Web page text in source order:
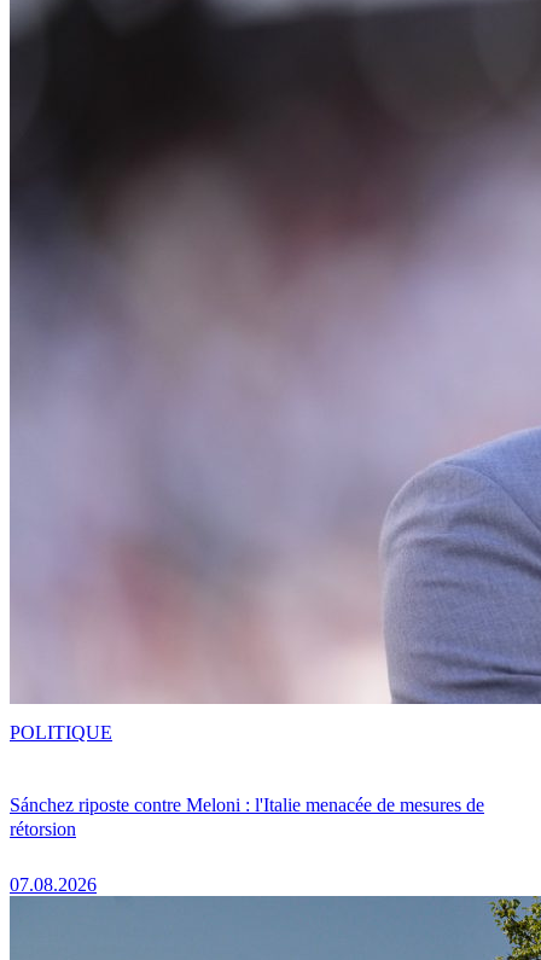
Sánchez riposte contre Meloni : l'Italie menacée de mesures de
rétorsion
07.08.2026
POLITIQUE